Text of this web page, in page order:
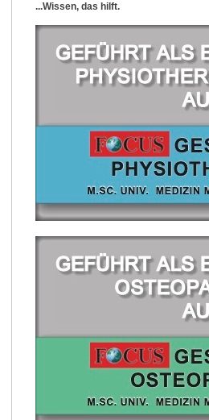
...Wissen, das hilft.